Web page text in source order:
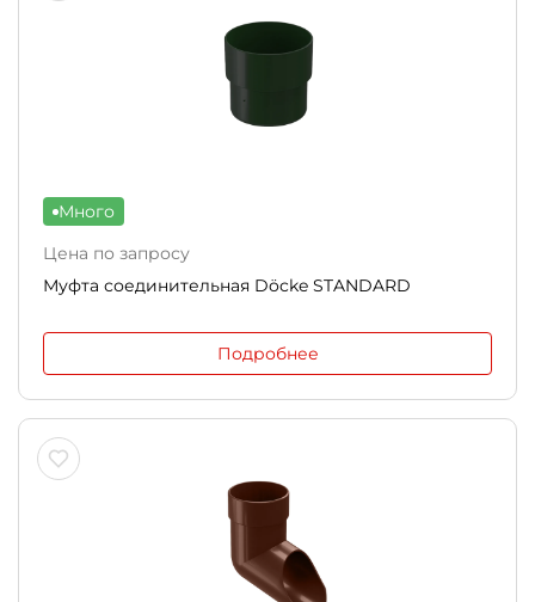
Много
Цена по запросу
Муфта соединительная Döcke STANDARD
Подробнее